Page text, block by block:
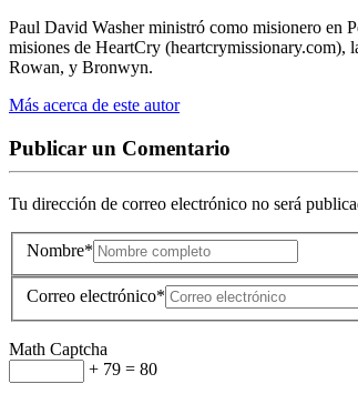
Paul David Washer ministró como misionero en
misiones de HeartCry (heartcrymissionary.com),
Rowan, y Bronwyn.
Más acerca de este autor
Publicar un Comentario
Tu dirección de correo electrónico no será
Nombre*
Correo electrónico*
Math Captcha
+ 79 = 80